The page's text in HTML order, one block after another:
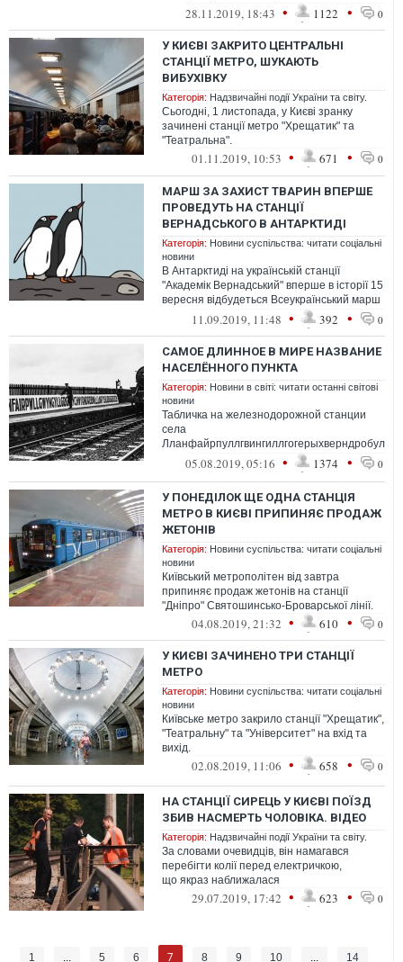
криголам L’Astrolabe, що мав доставити їм
28.11.2019, 18:43 • 1122 • 0
У КИЄВІ ЗАКРИТО ЦЕНТРАЛЬНІ
СТАНЦІЇ МЕТРО, ШУКАЮТЬ
ВИБУХІВКУ
Категорія: Надзвичайні події України та світу.
Сьогодні, 1 листопада, у Києві зранку
зачинені станції метро "Хрещатик" та
"Театральна".
01.11.2019, 10:53 • 671 • 0
МАРШ ЗА ЗАХИСТ ТВАРИН ВПЕРШЕ
ПРОВЕДУТЬ НА СТАНЦІЇ
ВЕРНАДСЬКОГО В АНТАРКТИДІ
Категорія: Новини суспільства: читати соціальні
новини
В Антарктиді на українській станції
"Академік Вернадський" вперше в історії 15
вересня відбудеться Всеукраїнський марш
за тварин, повідомиляють органі...
11.09.2019, 11:48 • 392 • 0
САМОЕ ДЛИННОЕ В МИРЕ НАЗВАНИЕ
НАСЕЛЁННОГО ПУНКТА
Категорія: Новини в світі: читати останні світові
новини
Табличка на железнодорожной станции
села
в Уэльсе, Фото 1933 года и недавнее.
05.08.2019, 05:16 • 1374 • 0
У ПОНЕДІЛОК ЩЕ ОДНА СТАНЦІЯ
МЕТРО В КИЄВІ ПРИПИНЯЄ ПРОДАЖ
ЖЕТОНІВ
Категорія: Новини суспільства: читати соціальні
новини
Київський метрополітен від завтра
припиняє продаж жетонів на станції
"Дніпро" Святошинсько-Броварської лінії.
04.08.2019, 21:32 • 610 • 0
У КИЄВІ ЗАЧИНЕНО ТРИ СТАНЦІЇ
МЕТРО
Категорія: Новини суспільства: читати соціальні
новини
Київське метро закрило станції "Хрещатик",
"Театральну" та "Університет" на вхід та
вихід.
02.08.2019, 11:06 • 658 • 0
НА СТАНЦІЇ СИРЕЦЬ У КИЄВІ ПОЇЗД
ЗБИВ НАСМЕРТЬ ЧОЛОВІКА. ВІДЕО
Категорія: Надзвичайні події України та світу.
За словами очевидців, він намагався
перебігти колії перед електричкою,
що якраз наближалася
29.07.2019, 17:42 • 623 • 0
1 ... 5 6 7 8 9 10 ... 14